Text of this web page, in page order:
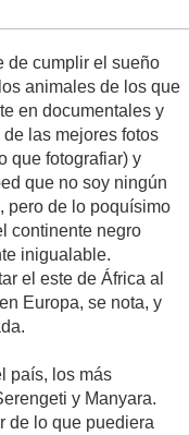
de cumplir el sueño
animales de los que
en documentales y
las mejores fotos
que fotografiar) y
que no soy ningún
pero de lo poquísimo
continente negro
inigualable.
el este de África al
Europa, se nota, y
país, los más
y Manyara.
de lo que puediera